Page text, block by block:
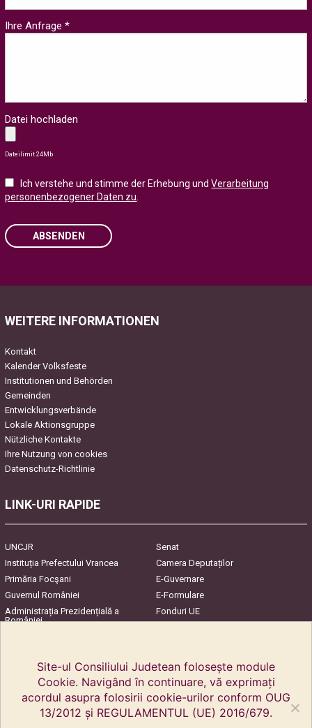
Ihre Anfrage *
Datei hochladen
Dateilimit 24Mb
Ich verstehe und stimme der Erhebung undVerarbeitung
personenbezogener Daten zu
ABSENDEN
WEITERE INFORMATIONEN
Kontakt
Kalender Volksfeste
Institutionen und Behörden
Gemeinden
Entwicklungsverbände
Lokale Aktionsgruppe
Nützliche Kontakte
Ihre Nutzung von cookies
Datenschutz-Richtlinie
LINK-URI RAPIDE
UNCJR
Senat
Instituția Prefectului Vrancea
Camera Deputaților
Primăria Focşani
E-Guvernare
Guvernul României
E-Formulare
Administrația Prezidențială a
României
Fonduri UE
Site-ul Consiliului Judetean folosește module
Cookie. Navigând în continuare, vă exprimați
acordul asupra folosirii cookie-urilor conform OUG
13/2012 și REGULAMENTUL (UE) 2016/679.